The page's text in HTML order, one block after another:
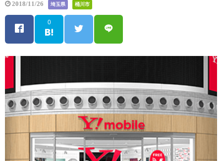
2018/11/26 埼玉県 桶川市
0